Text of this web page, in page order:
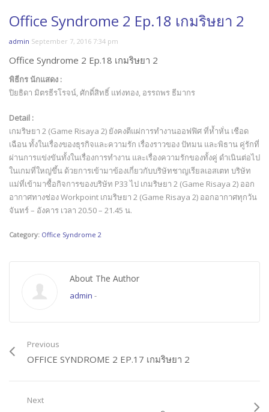
Office Syndrome 2 Ep.18 เกมริษยา 2
admin September 7, 2016 7:34 pm
Office Syndrome 2 Ep.18 เกมริษยา 2
พิธีกร นักแสดง :
ปิยธิดา มิตรธีรโรจน์, ศักดิ์สิทธิ์ แท่งทอง, อรรถพร ธีมากร
Detail :
เกมริษยา 2 (Game Risaya 2) ยังคงตีแผ่การทำงานออฟฟิศ ที่ห้ำหั่น เชือด
เฉือน ทั้งในเรื่องของธุรกิจและความรัก เรื่องราวของ ปัทมน และพิธาน คู่รักที่
ผ่านการแข่งขันทั้งในเรื่องการทำงาน และเรื่องความรักของทั้งคู่ ดำเนินต่อไป
ในเกมที่ใหญ่ขึ้น ด้วยการเข้ามาข้องเกี่ยวกับบริษัทชาญเรียลเอสเตท บริษัท
แม่ที่เข้ามาซื้อกิจการของบริษัท P33 ไป เกมริษยา 2 (Game Risaya 2) ออก
อากาศทางช่อง Workpoint เกมริษยา 2 (Game Risaya 2) ออกอากาศทุกวัน
จันทร์ – อังคาร เวลา 20.50 – 21.45 น.
Category: Office Syndrome 2
About The Author
admin -
Previous
OFFICE SYNDROME 2 EP.17 เกมริษยา 2
Next